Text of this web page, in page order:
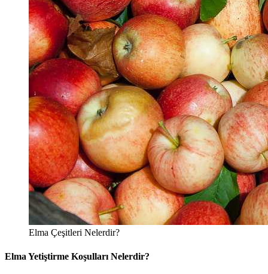
Elma Çeşitleri Nelerdir?
Elma Yetiştirme Koşulları Nelerdir?